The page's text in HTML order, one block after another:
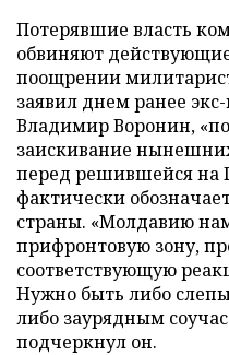
Потерявшие власть
обвиняют
поощрении
заявил днем ранее
Владимир Воронин,
заискивание
перед решившейся
фактически
страны. «Молдавию
прифронтовую зону,
соответствующую
Нужно быть либо
либо заурядным
подчеркнул он.